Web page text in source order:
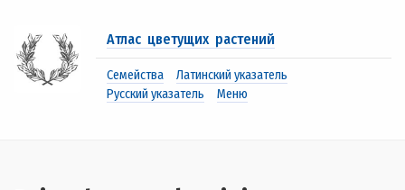
Атлас цветущих растений
Семейства
Латинский указатель
Русский указатель
Меню